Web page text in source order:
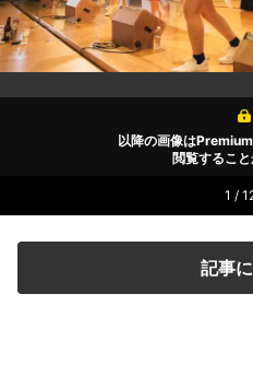
以降の画像は
閲覧するこ
1 /
記事